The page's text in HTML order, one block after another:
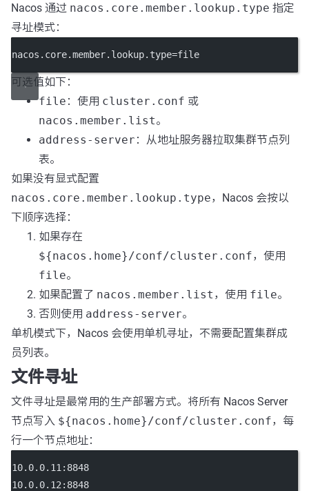
Nacos 通过 nacos.core.member.lookup.type 指定
寻址模式：
nacos.core.member.lookup.type=file
可选值如下：
file ：使用 cluster.conf 或
nacos.member.list。
address-server ：从地址服务器拉取集群节点列
表。
如果没有显式配置
nacos.core.member.lookup.type，Nacos 会按以
下顺序选择：
如果存在
${nacos.home}/conf/cluster.conf，使用
file。
如果配置了 nacos.member.list ，使用 file。
否则使用 address-server。
单机模式下，Nacos 会使用单机寻址，不需要配置集群成
员列表。
文件寻址
文件寻址是最常用的生产部署方式。将所有 Nacos Server
节点写入 ${nacos.home}/conf/cluster.conf，每
行一个节点地址：
10.0.0.11:8848
10.0.0.12:8848